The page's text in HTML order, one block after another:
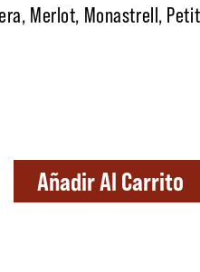
Merlot, Monastrell,
Añadir Al Carrito